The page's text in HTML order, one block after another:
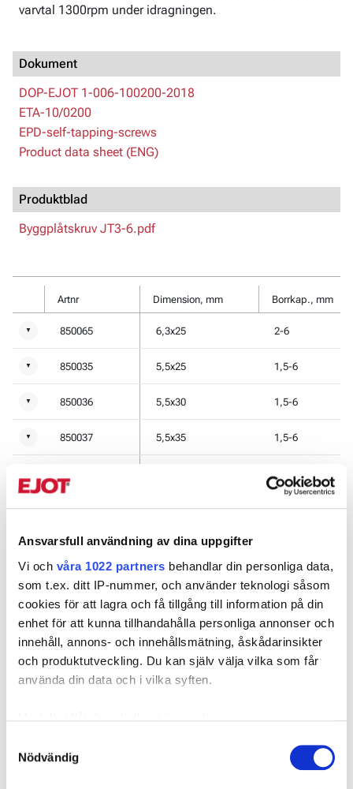
Ansvarsfull användning av dina uppgifter
Vi och våra 1022 partners behandlar din personliga data,
som t.ex. ditt IP-nummer, och använder teknologi såsom
cookies för att lagra och få tillgång till information på din
enhet för att kunna tillhandahålla personliga annonser och
innehåll, annons- och innehållsmätning, åskådarinsikter
och produktutveckling. Du kan själv välja vilka som får
använda din data och i vilka syften.
kan ha en noggrannhet på upp till flera meter
Nödvändig
varvtal 1300rpm under idragningen.
Dokument
DOP-EJOT 1-006-100200-2018
ETA-10/0200
EPD-self-tapping-screws
Product data sheet (ENG)
Produktblad
Byggplåtskruv JT3-6.pdf
Artnr Dimension, mm Borrkap., mm
▼ 850065 6,3x25 2-6
▼ 850035 5,5x25 1,5-6
▼ 850036 5,5x30 1,5-6
▼ 850037 5,5x35 1,5-6
▼ 850080 5,5x70 1,5-6
▼ 850081 5,5x90
850082 5,5x110 1,5-6
5,5x130
850156
▼ 850157 5,5x170